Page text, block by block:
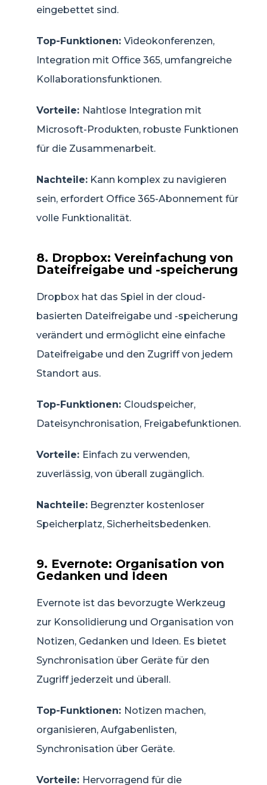
eingebettet sind.
Top-Funktionen: Videokonferenzen,
Integration mit Office 365, umfangreiche
Kollaborationsfunktionen.
Vorteile: Nahtlose Integration mit
Microsoft-Produkten, robuste Funktionen
für die Zusammenarbeit.
Nachteile: Kann komplex zu navigieren
sein, erfordert Office 365-Abonnement für
volle Funktionalität.
8. Dropbox: Vereinfachung von
Dateifreigabe und -speicherung
Dropbox hat das Spiel in der cloud-
basierten Dateifreigabe und -speicherung
verändert und ermöglicht eine einfache
Dateifreigabe und den Zugriff von jedem
Standort aus.
Top-Funktionen: Cloudspeicher,
Dateisynchronisation, Freigabefunktionen.
Vorteile: Einfach zu verwenden,
zuverlässig, von überall zugänglich.
Nachteile: Begrenzter kostenloser
Speicherplatz, Sicherheitsbedenken.
9. Evernote: Organisation von
Gedanken und Ideen
Evernote ist das bevorzugte Werkzeug
zur Konsolidierung und Organisation von
Notizen, Gedanken und Ideen. Es bietet
Synchronisation über Geräte für den
Zugriff jederzeit und überall.
Top-Funktionen: Notizen machen,
organisieren, Aufgabenlisten,
Synchronisation über Geräte.
Vorteile: Hervorragend für die